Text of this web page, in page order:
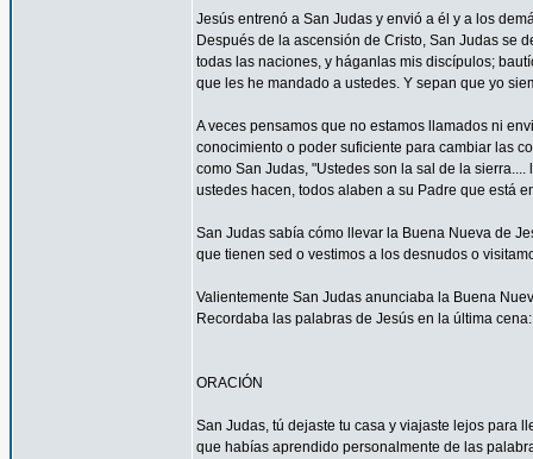
Jesús entrenó a San Judas y envió a él y a los
Después de la ascensión de Cristo, San Judas se
todas las naciones, y háganlas mis discípulos;
que les he mandado a ustedes. Y sepan que yo
A veces pensamos que no estamos llamados ni
conocimiento o poder suficiente para cambiar las
como San Judas, "Ustedes son la sal de la
ustedes hacen, todos alaben a su Padre que está
San Judas sabía cómo llevar la Buena Nueva de
que tienen sed o vestimos a los desnudos o
Valientemente San Judas anunciaba la Buena
Recordaba las palabras de Jesús en la última
ORACIÓN
San Judas, tú dejaste tu casa y viajaste lejos para
que habías aprendido personalmente de las